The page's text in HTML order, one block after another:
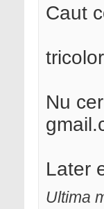
Caut
Nu
Later
Ultima